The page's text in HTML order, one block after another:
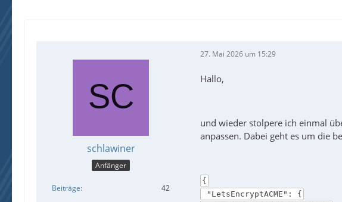
schlawiner
Anfänger
Beiträge 42
27. Mai 2026 um 15:29
Hallo,
und wieder stolpere ich einmal
anpassen. Dabei geht es um die
{
"LetsEncryptACME": {